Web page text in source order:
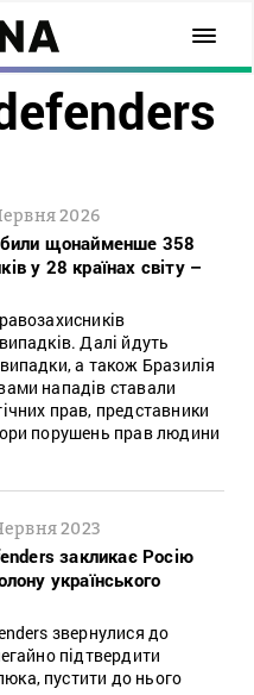
2026
щонайменше 358
у 28 країнах світу –
Далі йдуть
а також Бразилія
нападів ставали
прав, представники
порушень прав людини
2023
закликає Росію
українського
звернулися до
підтвердити
пустити до нього